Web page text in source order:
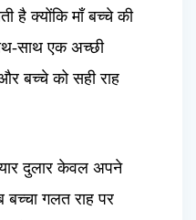
है क्योंकि माँ बच्चे की
साथ एक अच्छी
बच्चे को सही राह
दुलार केवल अपने
गलत राह पर